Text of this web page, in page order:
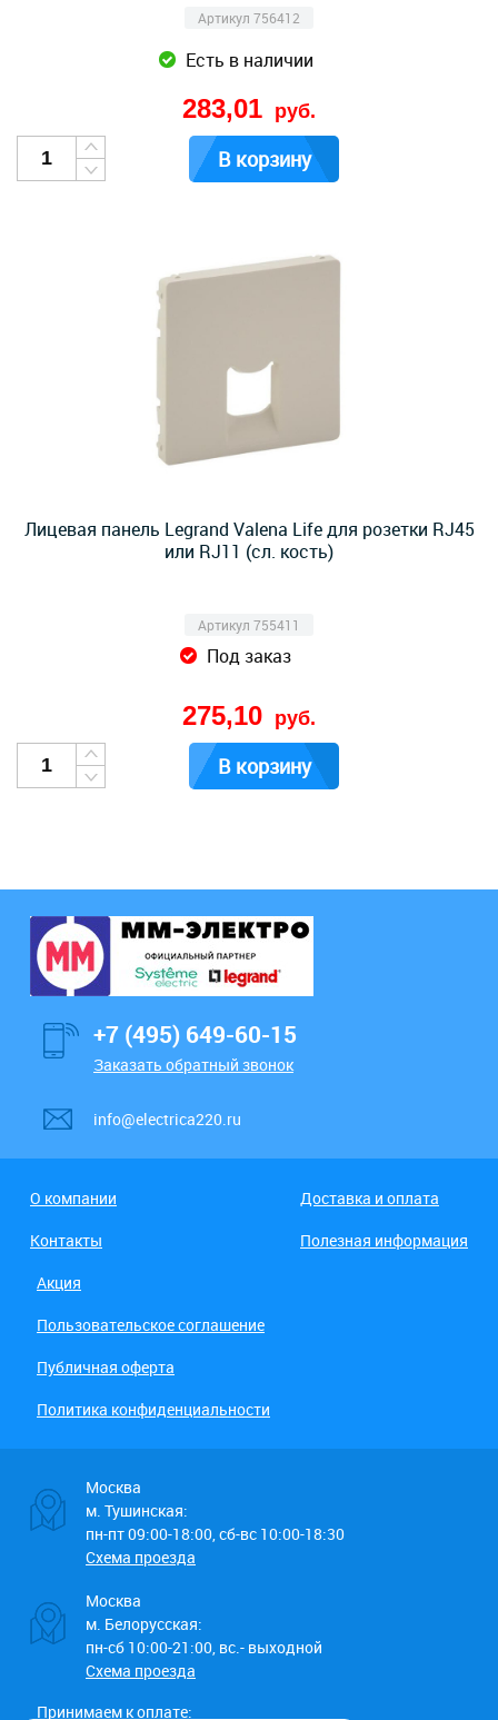
Артикул 756412
Есть в наличии
283,01 руб.
В корзину
Лицевая панель Legrand Valena Life для розетки RJ45
или RJ11 (сл. кость)
Артикул 755411
Под заказ
275,10 руб.
В корзину
+7 (495) 649-60-15
Заказать обратный звонок
info@electrica220.ru
О компании
Доставка и оплата
Контакты
Полезная информация
Акция
Пользовательское соглашение
Публичная оферта
Политика конфиденциальности
Москва
м. Тушинская:
пн-пт 09:00-18:00, сб-вс 10:00-18:30
Схема проезда
Москва
м. Белорусская:
пн-сб 10:00-21:00, вс.- выходной
Схема проезда
Принимаем к оплате: